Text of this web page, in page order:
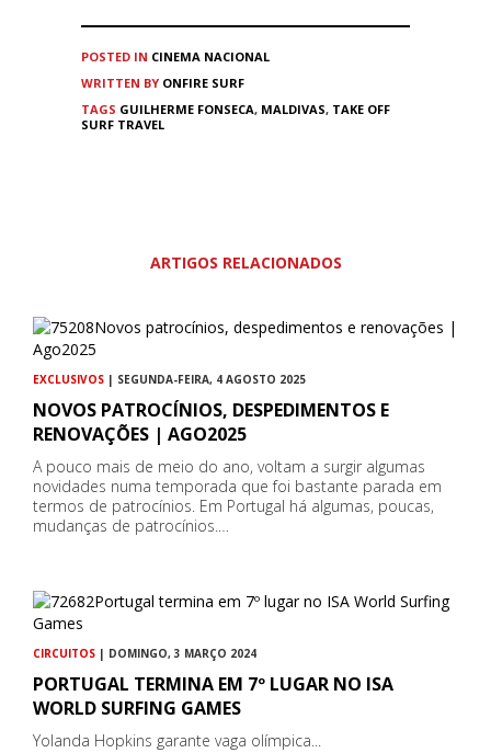
POSTED IN CINEMA NACIONAL
WRITTEN BY ONFIRE SURF
TAGS GUILHERME FONSECA, MALDIVAS, TAKE OFF
SURF TRAVEL
ARTIGOS RELACIONADOS
EXCLUSIVOS | SEGUNDA-FEIRA, 4 AGOSTO 2025
NOVOS PATROCÍNIOS, DESPEDIMENTOS E
RENOVAÇÕES | AGO2025
A pouco mais de meio do ano, voltam a surgir algumas
novidades numa temporada que foi bastante parada em
termos de patrocínios. Em Portugal há algumas, poucas,
mudanças de patrocínios.…
CIRCUITOS | DOMINGO, 3 MARÇO 2024
PORTUGAL TERMINA EM 7º LUGAR NO ISA
WORLD SURFING GAMES
Yolanda Hopkins garante vaga olímpica...